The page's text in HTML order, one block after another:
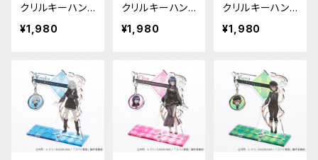
クリルキーハン
ガー（リリィ）
¥1,980
クリルキーハン
ガー（グレーテ）
¥1,980
クリルキーハン
ガー（ジビア）
¥1,980